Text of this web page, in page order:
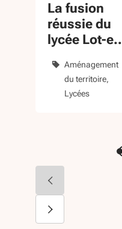
La fusion
réussie du
lycée Lot-et-
Aménagement
du territoire
Lycées